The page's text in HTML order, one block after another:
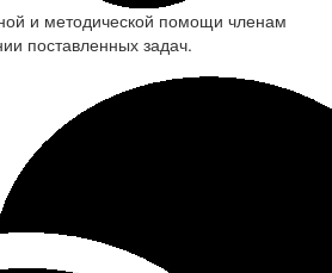
и методической помощи членам
поставленных задач.